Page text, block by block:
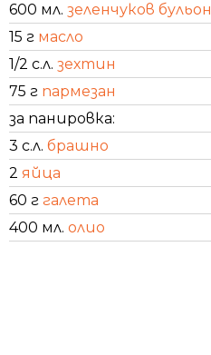
600 мл. зеленчуков бульон
15 г масло
1/2 с.л. зехтин
75 г пармезан
за панировка:
3 с.л. брашно
2 яйца
60 г галета
400 мл. олио